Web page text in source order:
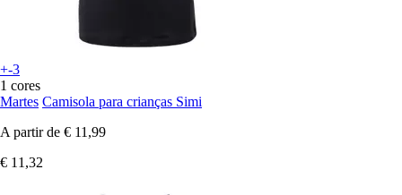
+-3
1 cores
Martes Camisola para crianças Simi
A partir de € 11,99
€ 11,32